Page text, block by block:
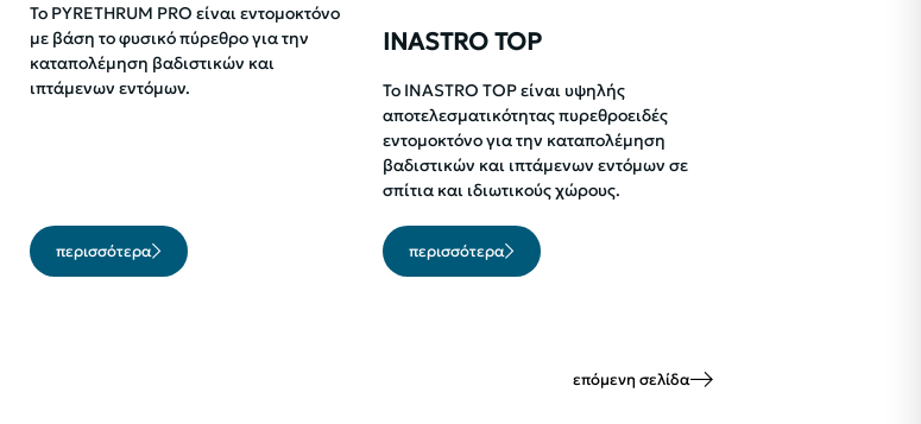
Το PYRETHRUM PRO είναι εντομοκτόνο
με βάση το φυσικό πύρεθρο για την
καταπολέμηση βαδιστικών και
ιπτάμενων εντόμων.
περισσότερα
INASTRO TOP
Το INASTRO TOP είναι υψηλής
αποτελεσματικότητας πυρεθροειδές
εντομοκτόνο για την καταπολέμηση
βαδιστικών και ιπτάμενων εντόμων σε
σπίτια και ιδιωτικούς χώρους.
περισσότερα
επόμενη σελίδα